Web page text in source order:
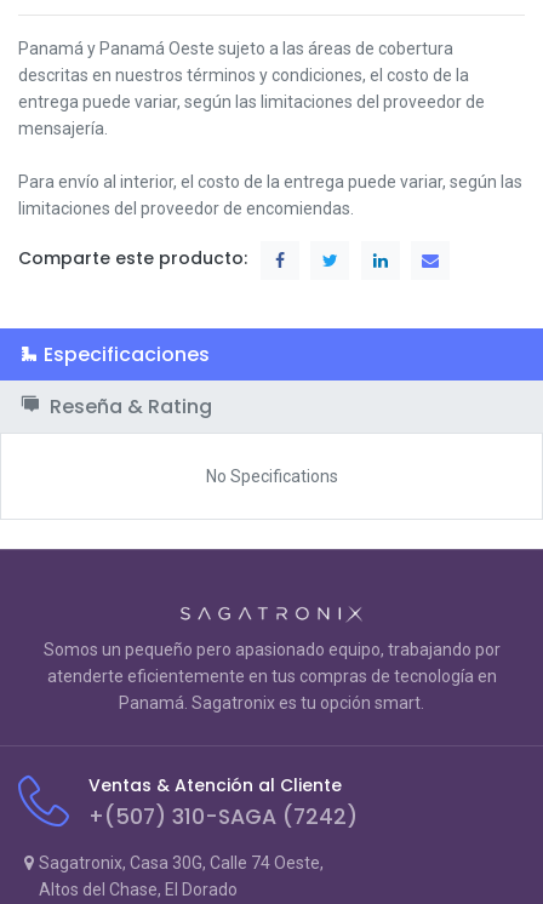
Panamá y Panamá Oeste sujeto a las áreas de cobertura
descritas en nuestros términos y condiciones, el costo de la
entrega puede variar, según las limitaciones del proveedor de
mensajería.
Para envío al interior, el costo de la entrega puede variar, según las
limitaciones del proveedor de encomiendas.
Comparte este producto:
Especificaciones
Reseña & Rating
No Specifications
Somos un pequeño pero apasionado equipo, trabajando por
atenderte eficientemente en tus compras de tecnología en
Panamá. Sagatronix es tu opción smart.
Ventas & Atención al Cliente
+(507) 310-SAGA (7242)
Sagatronix, Casa 30G, Calle 74 Oeste,
Altos del Chase, El Dorado